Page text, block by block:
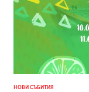
НОВИ СЪБИТИЯ